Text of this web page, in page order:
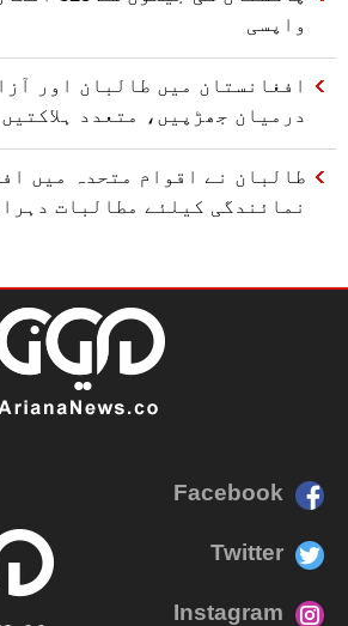
واپسی
افغانستان میں طالبان اور
درمیان جھڑپیں، متعدد ہلاکتیں
طالبان نے اقوام متحدہ میں
نمائندگی کیلئے مطالبات
Facebook
Twitter
Instagram